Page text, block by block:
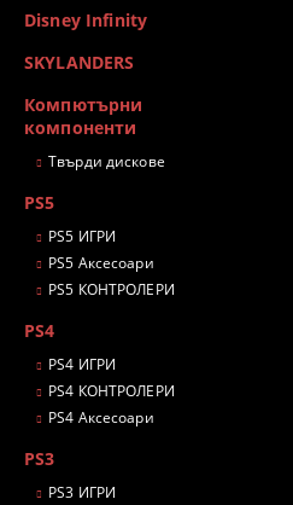
Disney Infinity
SKYLANDERS
Компютърни
компоненти
Твърди дискове
PS5
PS5 ИГРИ
PS5 Аксесоари
PS5 КОНТРОЛЕРИ
PS4
PS4 ИГРИ
PS4 КОНТРОЛЕРИ
PS4 Аксесоари
PS3
PS3 ИГРИ